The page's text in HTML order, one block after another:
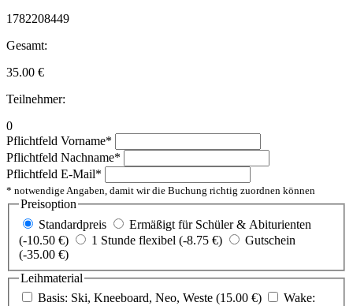
1782208449
Gesamt:
35.00 €
Teilnehmer:
0
Pflichtfeld Vorname*
Pflichtfeld Nachname*
Pflichtfeld E-Mail*
* notwendige Angaben, damit wir die Buchung richtig zuordnen können
Preisoption
Standardpreis
Ermäßigt für Schüler & Abiturienten
(-10.50 €)
1 Stunde flexibel (-8.75 €)
Gutschein
(-35.00 €)
Leihmaterial
Basis: Ski, Kneeboard, Neo, Weste (15.00 €)
Wake: